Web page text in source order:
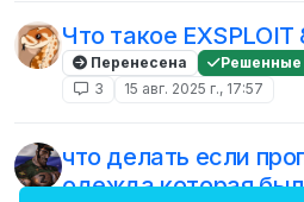
Что такое EXSPLOIT
Перенесена Решенные
3
15 авг. 2025 г., 17:57
что делать если
одежда которая